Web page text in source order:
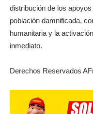
distribución de los
población damnificada,
humanitaria y la
inmediato.
Derechos Reservados